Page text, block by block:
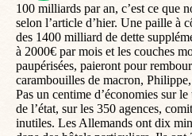
100 milliards par an, c’est ce que
selon l’article d’hier. Une paille à
des 1400 milliard de dette
à 2000€ par mois et les couches
paupérisées, paieront pour
carambouilles de macron,
Pas un centime d’économies sur
de l’état, sur les 350 agences,
inutiles. Les Allemands ont dix